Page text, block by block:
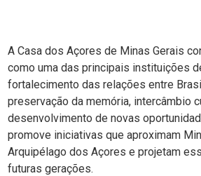
A Casa dos Açores de Minas Gerais
como uma das principais instituições
fortalecimento das relações entre
preservação da memória, intercâmbio
desenvolvimento de novas
promove iniciativas que aproximam
Arquipélago dos Açores e projetam
futuras gerações.